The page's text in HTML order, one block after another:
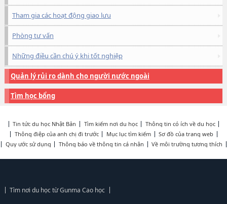
Tham gia các hoạt động giao lưu
Phòng tư vấn
Những điều cần chú ý khi tốt nghiệp
Quản lý rủi ro dành cho người nước ngoài
Tìm học bổng
Tin tức du học Nhật Bản Tìm kiếm nơi du học
Thông tin có ích về du học
Thông điệp của anh chị đi trước
Mục lục tìm kiếm
Sơ đồ của trang web
Quy ước sử dụng
Thông báo về thông tin cá nhân Về môi trường tương thích
Tìm nơi du học từ Gunma Cao học